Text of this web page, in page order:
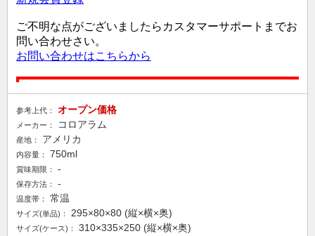
参考上代： オープン価格
メーカー： コロアラム
産地： アメリカ
内容量： 750ml
賞味期限： -
保存方法： -
温度帯： 常温
サイズ(単品)： 295×80×80 (縦×横×奥)
サイズ(ケース)： 310×335×250 (縦×横×奥)